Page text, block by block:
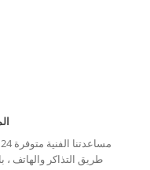
طريق التذاكر والهاتف ،